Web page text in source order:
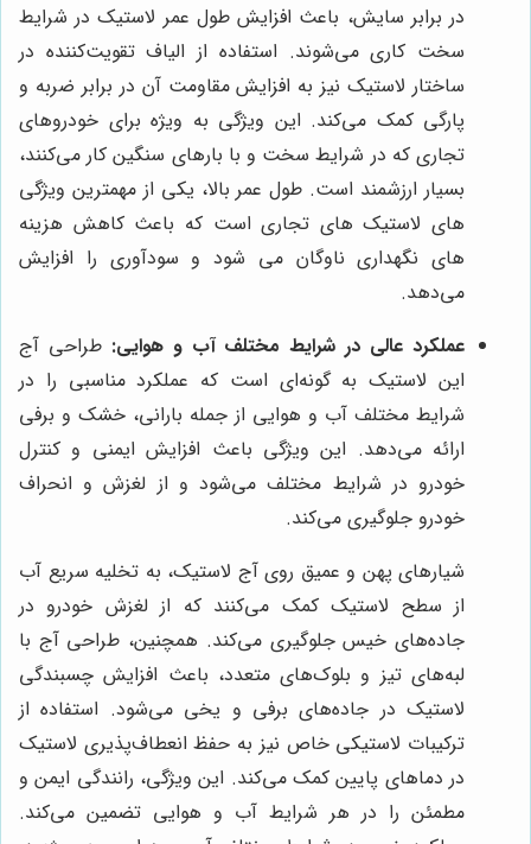
در برابر سایش، باعث افزایش طول عمر لاستیک در شرایط
سخت کاری می‌شوند. استفاده از الیاف تقویت‌کننده در
ساختار لاستیک نیز به افزایش مقاومت آن در برابر ضربه و
پارگی کمک می‌کند. این ویژگی به ویژه برای خودروهای
تجاری که در شرایط سخت و با بارهای سنگین کار می‌کنند،
بسیار ارزشمند است. طول عمر بالا، یکی از مهمترین ویژگی
های لاستیک های تجاری است که باعث کاهش هزینه
های نگهداری ناوگان می شود و سودآوری را افزایش
می‌دهد.
عملکرد عالی در شرایط مختلف آب و هوایی: طراحی آج
این لاستیک به گونه‌ای است که عملکرد مناسبی را در
شرایط مختلف آب و هوایی از جمله بارانی، خشک و برفی
ارائه می‌دهد. این ویژگی باعث افزایش ایمنی و کنترل
خودرو در شرایط مختلف می‌شود و از لغزش و انحراف
خودرو جلوگیری می‌کند.
شیارهای پهن و عمیق روی آج لاستیک، به تخلیه سریع آب
از سطح لاستیک کمک می‌کنند که از لغزش خودرو در
جاده‌های خیس جلوگیری می‌کند. همچنین، طراحی آج با
لبه‌های تیز و بلوک‌های متعدد، باعث افزایش چسبندگی
لاستیک در جاده‌های برفی و یخی می‌شود. استفاده از
ترکیبات لاستیکی خاص نیز به حفظ انعطاف‌پذیری لاستیک
در دماهای پایین کمک می‌کند. این ویژگی، رانندگی ایمن و
مطمئن را در هر شرایط آب و هوایی تضمین می‌کند.